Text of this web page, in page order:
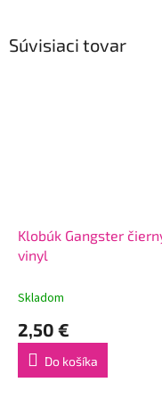
Súvisiaci tovar
Klobúk Gangster
vinyl
Skladom
2,50 €
Do košíka